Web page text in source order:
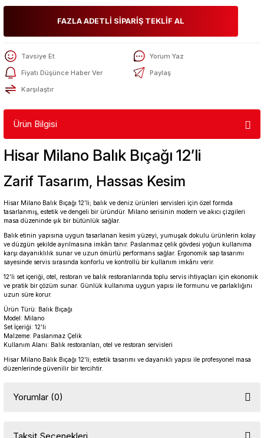
FAZLA ADETLİ SİPARİŞ TEKLİF AL
Tavsiye Et
Yorum Yaz
Fiyatı Düşünce Haber Ver
Paylaş
Karşılaştır
Ürün Bilgisi
Hisar Milano Balık Bıçağı 12’li
Zarif Tasarım, Hassas Kesim
Hisar Milano Balık Bıçağı 12’li; balık ve deniz ürünleri servisleri için özel formda
tasarlanmış, estetik ve dengeli bir üründür. Milano serisinin modern ve akıcı çizgileri
masa düzeninde şık bir bütünlük sağlar.
Balık etinin yapısına uygun tasarlanan kesim yüzeyi, yumuşak dokulu ürünlerin kolay
ve düzgün şekilde ayrılmasına imkân tanır. Paslanmaz çelik gövdesi yoğun kullanıma
karşı dayanıklılık sunar ve uzun ömürlü performans sağlar. Ergonomik sap tasarımı
sayesinde servis sırasında konforlu ve kontrollü bir kullanım imkânı verir.
12’li set içeriği, otel, restoran ve balık restoranlarında toplu servis ihtiyaçları için ekonomik
ve pratik bir çözüm sunar. Günlük kullanıma uygun yapısı ile formunu ve parlaklığını
uzun süre korur.
Ürün Türü: Balık Bıçağı
Model: Milano
Set İçeriği: 12’li
Malzeme: Paslanmaz Çelik
Kullanım Alanı: Balık restoranları, otel ve restoran servisleri
Hisar Milano Balık Bıçağı 12’li; estetik tasarımı ve dayanıklı yapısı ile profesyonel masa
düzenlerinde güvenilir bir tercihtir.
Yorumlar (0)